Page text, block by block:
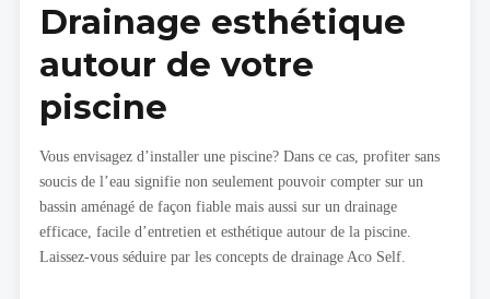
Drainage esthétique
autour de votre
piscine
Vous envisagez d’installer une piscine? Dans ce cas, profiter sans
soucis de l’eau signifie non seulement pouvoir compter sur un
bassin aménagé de façon fiable mais aussi sur un drainage
efficace, facile d’entretien et esthétique autour de la piscine.
Laissez-vous séduire par les concepts de drainage Aco Self.